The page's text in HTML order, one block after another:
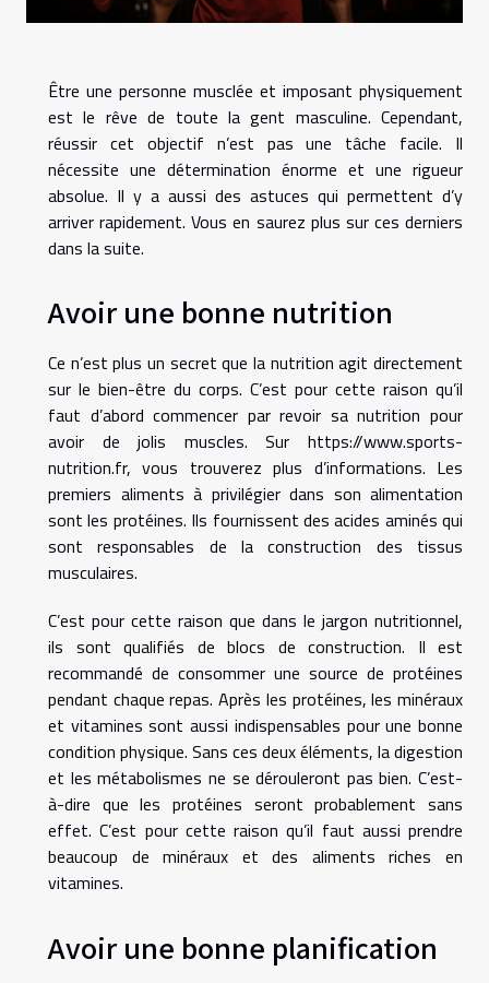
Être une personne musclée et imposant physiquement
est le rêve de toute la gent masculine. Cependant,
réussir cet objectif n’est pas une tâche facile. Il
nécessite une détermination énorme et une rigueur
absolue. Il y a aussi des astuces qui permettent d’y
arriver rapidement. Vous en saurez plus sur ces derniers
dans la suite.
Avoir une bonne nutrition
Ce n’est plus un secret que la nutrition agit directement
sur le bien-être du corps. C’est pour cette raison qu’il
faut d’abord commencer par revoir sa nutrition pour
avoir de jolis muscles. Sur https://www.sports-
nutrition.fr, vous trouverez plus d’informations. Les
premiers aliments à privilégier dans son alimentation
sont les protéines. Ils fournissent des acides aminés qui
sont responsables de la construction des tissus
musculaires.
C’est pour cette raison que dans le jargon nutritionnel,
ils sont qualifiés de blocs de construction. Il est
recommandé de consommer une source de protéines
pendant chaque repas. Après les protéines, les minéraux
et vitamines sont aussi indispensables pour une bonne
condition physique. Sans ces deux éléments, la digestion
et les métabolismes ne se dérouleront pas bien. C’est-
à-dire que les protéines seront probablement sans
effet. C’est pour cette raison qu’il faut aussi prendre
beaucoup de minéraux et des aliments riches en
vitamines.
Avoir une bonne planification